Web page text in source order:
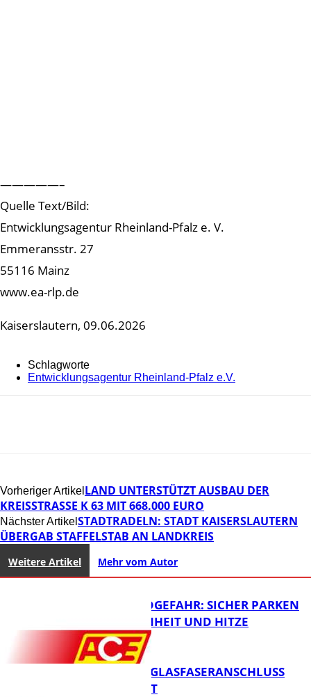
—————–
Quelle Text/Bild:
Entwicklungsagentur Rheinland-Pfalz e. V.
Emmeransstr. 27
55116 Mainz
www.ea-rlp.de
Kaiserslautern, 09.06.2026
Schlagworte
Entwicklungsagentur Rheinland-Pfalz e.V.
Vorheriger Artikel LAND UNTERSTÜTZT AUSBAU DER
KREISSTRASSE K 63 MIT 668.000 EURO
Nächster Artikel STADTRADELN: STADT KAISERSLAUTERN
ÜBERGAB STAFFELSTAB AN LANDKREIS
Weitere Artikel Mehr vom Autor
WALDBRANDGEFAHR: SICHER PARKEN
BEI TROCKENHEIT UND HITZE
WARUM EIN GLASFASERANSCHLUSS
SINNVOLL IST